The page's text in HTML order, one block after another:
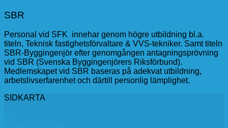
SBR
Personal vid SFK innehar genom högre utbildning bl.a.
titeln, Teknisk fastighetsförvaltare & VVS-tekniker. Samt titeln
SBR-Byggingenjör efter genomgången antagningsprövning
vid SBR (Svenska Byggingenjörers Riksförbund).
Medlemskapet vid SBR baseras på adekvat utbildning,
arbetslivserfarenhet och därtill personlig lämplighet.
SIDKARTA